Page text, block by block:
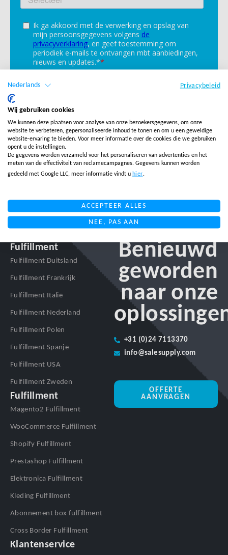
Fulfillment
Fulfillment Duitsland
Fulfillment Frankrijk
Fulfillment Italië
Fulfillment Nederland
Fulfillment Polen
Fulfillment Spanje
Fulfillment USA
Fulfillment Zweden
Fulfillment
Magento2 Fulfillment
WooCommerce Fulfillment
Shopify Fulfillment
Prestashop Fulfillment
Elektronica Fulfillment
Kleding Fulfillment
Abonnement box fulfillment
Cross Border Fulfillment
Klantenservice
Benieuwd
geworden
naar onze
+31 (0)24 7113370
info@salesupply.com
OFFERTE
AANVRAGEN
Nederlands Privacybeleid
Wij gebruiken cookies
We kunnen deze plaatsen voor analyse van onze bezoekersgegevens, om onze
website te verbeteren, gepersonaliseerde inhoud te tonen en om u een geweldige
website-ervaring te bieden. Voor meer informatie over de cookies die we gebruiken
opent u de instellingen.
De gegevens worden verzameld voor het personaliseren van advertenties en het
meten van de effectiviteit van reclamecampagnes. Gegevens kunnen worden
gedeeld met Google LLC, meer informatie vindt u hier.
ACCEPTEER ALLES
NEE, PAS AAN